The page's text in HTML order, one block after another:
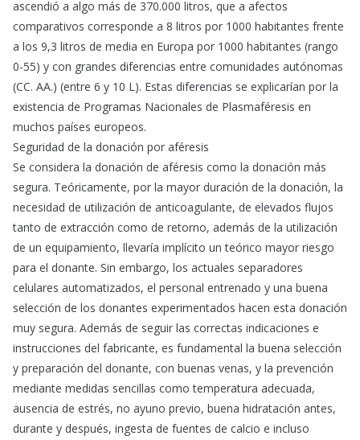
ascendió a algo más de 370.000 litros, que a afectos
comparativos corresponde a 8 litros por 1000 habitantes frente
a los 9,3 litros de media en Europa por 1000 habitantes (rango
0-55) y con grandes diferencias entre comunidades autónomas
(CC. AA.) (entre 6 y 10 L). Estas diferencias se explicarían por la
existencia de Programas Nacionales de Plasmaféresis en
muchos países europeos.
Seguridad de la donación por aféresis
Se considera la donación de aféresis como la donación más
segura. Teóricamente, por la mayor duración de la donación, la
necesidad de utilización de anticoagulante, de elevados flujos
tanto de extracción como de retorno, además de la utilización
de un equipamiento, llevaría implícito un teórico mayor riesgo
para el donante. Sin embargo, los actuales separadores
celulares automatizados, el personal entrenado y una buena
selección de los donantes experimentados hacen esta donación
muy segura. Además de seguir las correctas indicaciones e
instrucciones del fabricante, es fundamental la buena selección
y preparación del donante, con buenas venas, y la prevención
mediante medidas sencillas como temperatura adecuada,
ausencia de estrés, no ayuno previo, buena hidratación antes,
durante y después, ingesta de fuentes de calcio e incluso